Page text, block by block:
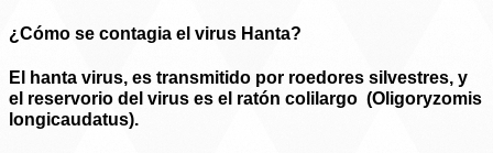
¿Cómo se contagia el virus Hanta?
El hanta virus, es transmitido por roedores silvestres, y
el reservorio del virus es el ratón colilargo (Oligoryzomis
longicaudatus).